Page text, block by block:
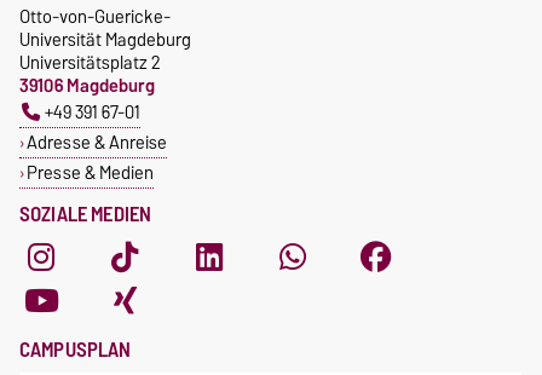
SOZIALE MEDIEN
Otto-von-Guericke-
Universität Magdeburg
Universitätsplatz 2
39106 Magdeburg
+49 391 67-01
Adresse & Anreise
Presse & Medien
CAMPUSPLAN